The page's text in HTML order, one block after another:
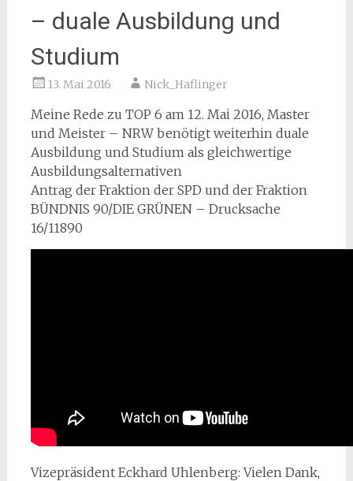
– duale Ausbildung und
Studium
13. Mai 2016 Nick_Haflinger
Meine Rede zu TOP 6 am 12. Mai 2016, Master
und Meister – NRW benötigt weiterhin duale
Ausbildung und Studium als gleichwertige
Ausbildungsalternativen
Antrag der Fraktion der SPD und der Fraktion
BÜNDNIS 90/DIE GRÜNEN – Drucksache
16/11890
Vizepräsident Eckhard Uhlenberg: Vielen Dank,